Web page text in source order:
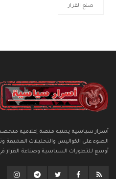
صنع القرار
أسرار سياسية يمنية منصة إعلامية
الضوء على الكواليس والتحليلات
أوسع للتطورات السياسية وصناعة القرار